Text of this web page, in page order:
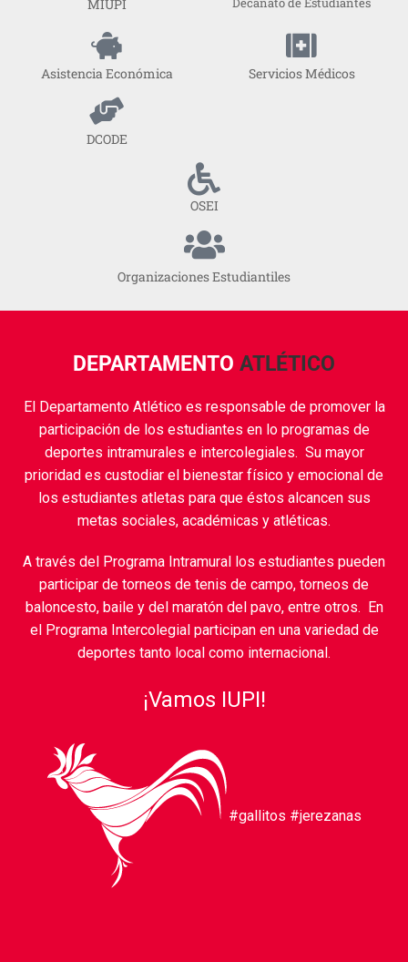
MIUPI
Asistencia Económica Servicios Médicos
DCODE
OSEI
Organizaciones Estudiantiles
DEPARTAMENTO ATLÉTICO
El Departamento Atlético es responsable de promover la
participación de los estudiantes en lo programas de
deportes intramurales e intercolegiales. Su mayor
prioridad es custodiar el bienestar físico y emocional de
los estudiantes atletas para que éstos alcancen sus
metas sociales, académicas y atléticas.
A través del Programa Intramural los estudiantes pueden
participar de torneos de tenis de campo, torneos de
baloncesto, baile y del maratón del pavo, entre otros. En
el Programa Intercolegial participan en una variedad de
deportes tanto local como internacional.
¡Vamos IUPI!
#gallitos #jerezanas